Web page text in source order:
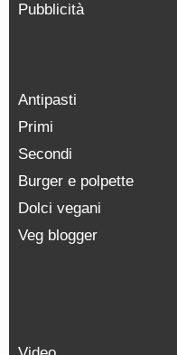
Pubblicità
Antipasti
Primi
Secondi
Burger e polpette
Dolci vegani
Veg blogger